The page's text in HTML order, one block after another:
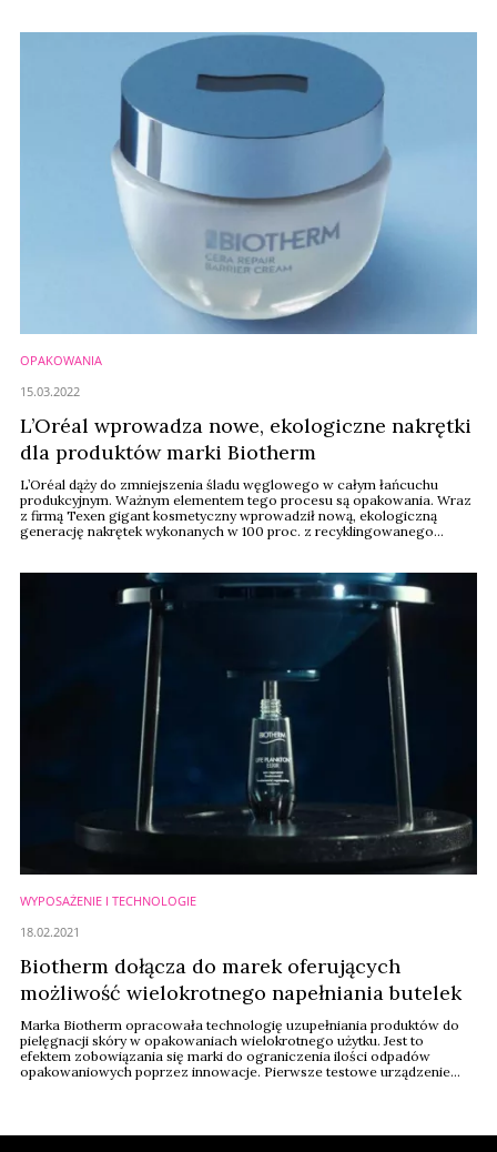
OPAKOWANIA
L’Oréal wprowadza nowe, ekologiczne nakrętki
dla produktów marki Biotherm
L’Oréal dąży do zmniejszenia śladu węglowego w całym łańcuchu
produkcyjnym. Ważnym elementem tego procesu są opakowania. Wraz
z firmą Texen gigant kosmetyczny wprowadził nową, ekologiczną
generację nakrętek wykonanych w 100 proc. z recyklingowanego
15.03.2022
WYPOSAŻENIE I TECHNOLOGIE
Biotherm dołącza do marek oferujących
możliwość wielokrotnego napełniania butelek
Marka Biotherm opracowała technologię uzupełniania produktów do
pielęgnacji skóry w opakowaniach wielokrotnego użytku. Jest to
efektem zobowiązania się marki do ograniczenia ilości odpadów
opakowaniowych poprzez innowacje. Pierwsze testowe urządzenie
18.02.2021